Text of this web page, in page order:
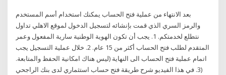
بعد الانتهاء من عملية فتح الحساب يمكنك استخدام أسم المستخدم
والرمز السري الذي قمت بإنشائه لتسجيل الدخول لموقع الاهلي تداول
نتطلع لخدمتكم. 1. يجب أن تكون الهوية الوطنية سارية المفعول وعمر
المتقدم لطلب فتح الحساب أكثر من 15 عام. 2. خلال عملية التسجيل يجب
اتمام عملية فتح الحساب الى النهاية (ليس هناك امكانية الحفظ والمتابعة.
(3. في هذا الفيديو شرح طريقة فتح حساب استثماري لدى بنك الراجحي